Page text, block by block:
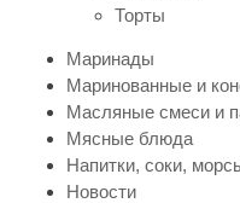
Торты
Маринады
Маринованные и
Масляные смеси и
Мясные блюда
Напитки, соки,
Новости